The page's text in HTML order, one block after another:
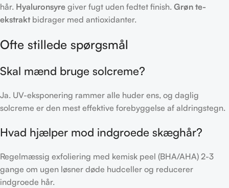
hår. Hyaluronsyre giver fugt uden fedtet finish. Grøn te-
ekstraktbidrager med antioxidanter.
Ofte stillede spørgsmål
Skal mænd bruge solcreme?
Ja. UV-eksponering rammer alle huder ens, og daglig
solcreme er den mest effektive forebyggelse af aldringstegn.
Hvad hjælper mod indgroede skæghår?
Regelmæssig exfoliering med kemisk peel (BHA/AHA) 2-3
gange om ugen løsner døde hudceller og reducerer
indgroede hår.